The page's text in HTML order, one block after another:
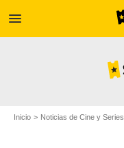
menu
Inicio Noticias de Cine y Series